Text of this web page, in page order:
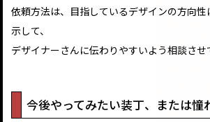
依頼方法は、目指しているデザインの方向
示して、
デザイナーさんに伝わりやすいよう相談させ
今後やってみたい装丁、または憧